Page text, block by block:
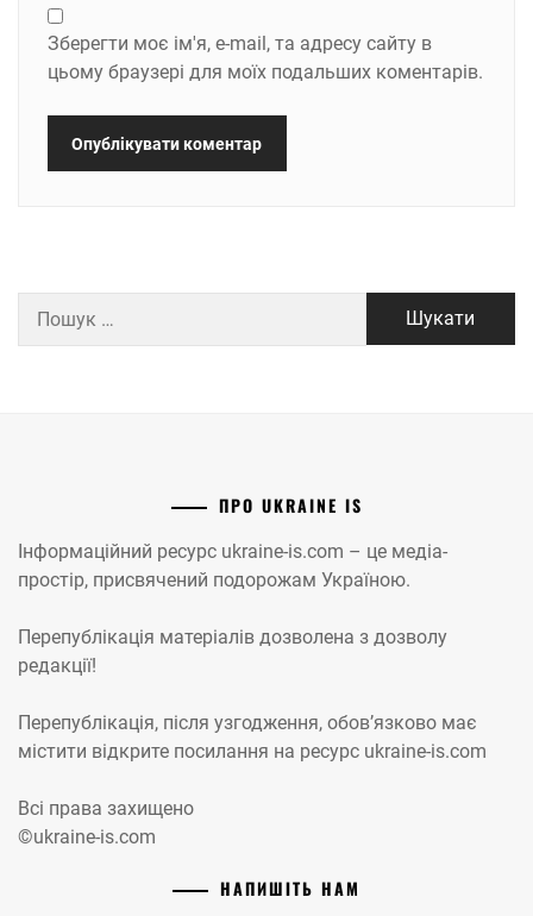
Зберегти моє ім'я, e-mail, та адресу сайту в
цьому браузері для моїх подальших коментарів.
ПРО UKRAINE IS
Інформаційний ресурс ukraine-is.com – це медіа-
простір, присвячений подорожам Україною.
Перепублікація матеріалів дозволена з дозволу
редакції!
Перепублікація, після узгодження, обов’язково має
містити відкрите посилання на ресурс ukraine-is.com
Всі права захищено
©ukraine-is.com
НАПИШІТЬ НАМ